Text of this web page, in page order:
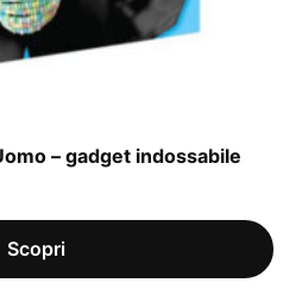
– gadget indossabile